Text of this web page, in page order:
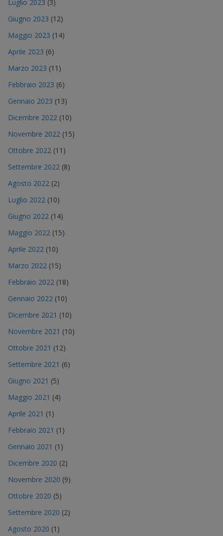
Luglio 2023 (3)
Giugno 2023 (12)
Maggio 2023 (14)
Aprile 2023 (6)
Marzo 2023 (11)
Febbraio 2023 (6)
Gennaio 2023 (13)
Dicembre 2022 (10)
Novembre 2022 (15)
Ottobre 2022 (11)
Settembre 2022 (8)
Agosto 2022 (2)
Luglio 2022 (10)
Giugno 2022 (14)
Maggio 2022 (15)
Aprile 2022 (10)
Marzo 2022 (15)
Febbraio 2022 (18)
Gennaio 2022 (10)
Dicembre 2021 (10)
Novembre 2021 (10)
Ottobre 2021 (12)
Settembre 2021 (6)
Giugno 2021 (5)
Maggio 2021 (4)
Aprile 2021 (1)
Febbraio 2021 (1)
Gennaio 2021 (1)
Dicembre 2020 (2)
Novembre 2020 (9)
Ottobre 2020 (5)
Settembre 2020 (2)
Agosto 2020 (1)